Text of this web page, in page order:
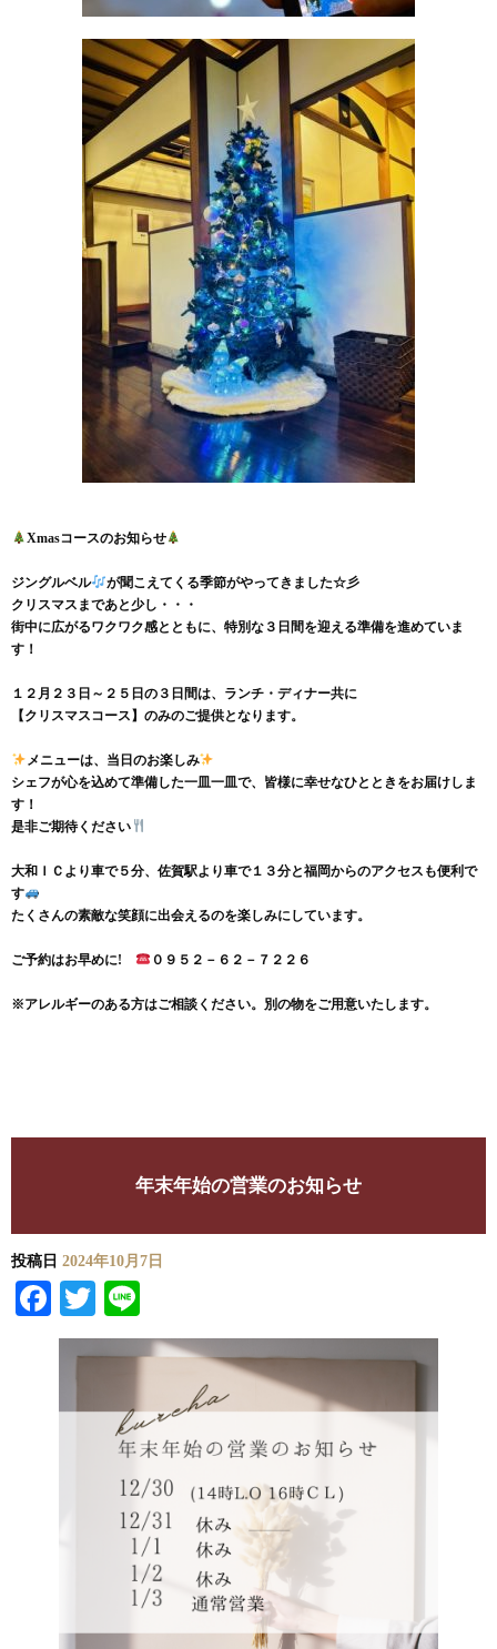
Xmasコースのお知らせ
ジングルベル
が聞こえてくる季節がやってきました☆彡
クリスマスまであと少し・・・
街中に広がるワクワク感とともに、特別な３日間を迎える準備を進めていま
す！
１２月２３日～２５日の３日間は、ランチ・ディナー共に
【クリスマスコース】のみのご提供となります。
メニューは、当日のお楽しみ
シェフが心を込めて準備した一皿一皿で、皆様に幸せなひとときをお届けしま
す！
是非ご期待ください
大和ＩＣより車で５分、佐賀駅より車で１３分と福岡からのアクセスも便利で
す
たくさんの素敵な笑顔に出会えるのを楽しみにしています。
ご予約はお早めに! ０９５２－６２－７２２６
※アレルギーのある方はご相談ください。別の物をご用意いたします。
年末年始の営業のお知らせ
投稿日 2024年10月7日
Facebook
Twitter